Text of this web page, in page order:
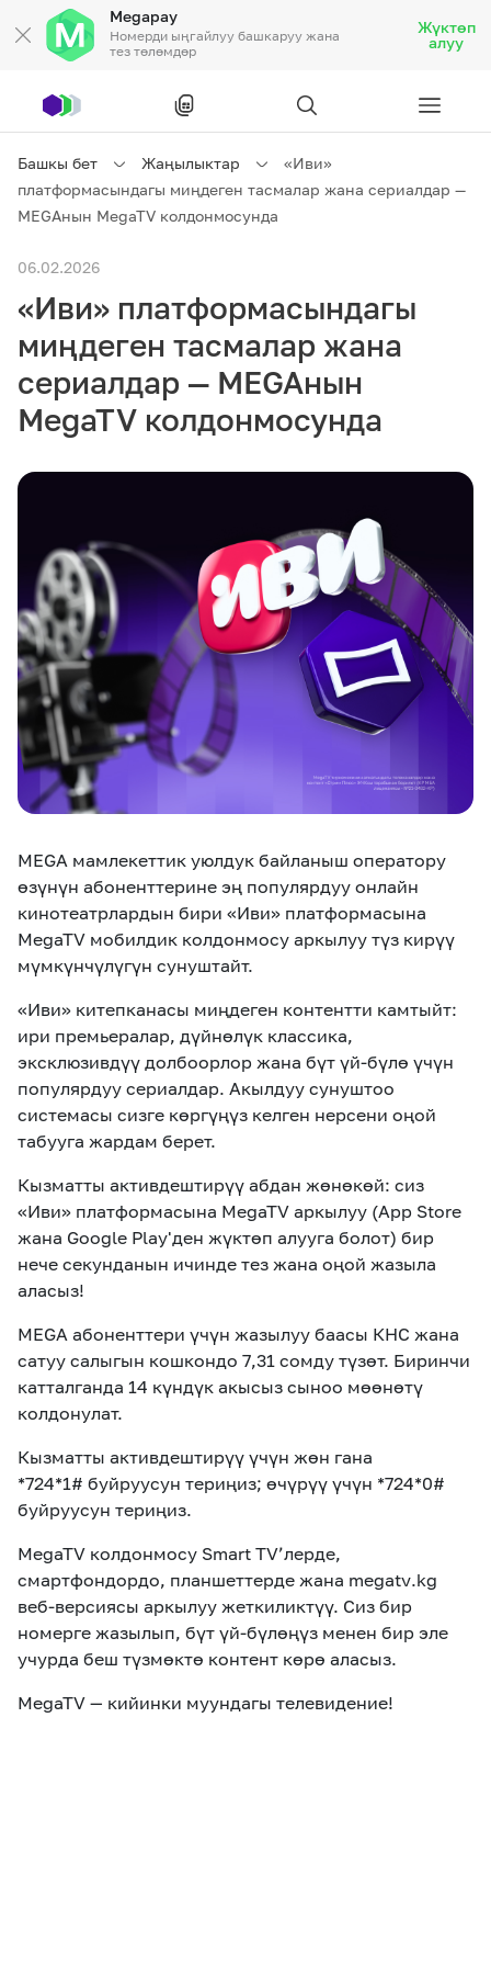
Megapay
Номерди ыңгайлуу башкаруу жана
тез төлөмдөр
Жүктөп
алуу
Жеке кардарларга
Жеке кардарларга
Байланыш
Тарифтер Акциялар Роуминг
Кызматтар
Кызматтар Көңүл ачуучу Соц. тармактар
Чалуулар жана
SMS
SIM жеткирүү
Компания
Биз жөнүндө Жаңылыктар
Өнөктөштөргө
Офис картасы
жана каптоо
Кызмат көрсөтүүлөр
MegaTV MegaPay MegaKassa
Башкы бет Жаңылыктар
«Иви»
платформасындагы миңдеген тасмалар жана сериалдар —
MEGAнын MegaTV колдонмосунда
06.02.2026
«Иви» платформасындагы
миңдеген тасмалар жана
сериалдар — MEGAнын
MegaTV колдонмосунда
MEGA мамлекеттик уюлдук байланыш оператору
өзүнүн абоненттерине эң популярдуу онлайн
кинотеатрлардын бири «Иви» платформасына
MegaTV мобилдик колдонмосу аркылуу түз кирүү
мүмкүнчүлүгүн сунуштайт.
«Иви» китепканасы миңдеген контентти камтыйт:
ири премьералар, дүйнөлүк классика,
эксклюзивдүү долбоорлор жана бүт үй-бүлө үчүн
популярдуу сериалдар. Акылдуу сунуштоо
системасы сизге көргүңүз келген нерсени оңой
табууга жардам берет.
Кызматты активдештирүү абдан жөнөкөй: сиз
«Иви» платформасына MegaTV аркылуу (App Store
жана Google Play'ден жүктөп алууга болот) бир
нече секунданын ичинде тез жана оңой жазыла
аласыз!
MEGA абоненттери үчүн жазылуу баасы КНС жана
сатуу салыгын кошкондо 7,31 сомду түзөт. Биринчи
катталганда 14 күндүк акысыз сыноо мөөнөтү
колдонулат.
Кызматты активдештирүү үчүн жөн гана
*724*1# буйруусун териңиз; өчүрүү үчүн *724*0#
буйруусун териңиз.
MegaTV колдонмосу Smart TV’лерде,
смартфондордо, планшеттерде жана megatv.kg
веб-версиясы аркылуу жеткиликтүү. Сиз бир
номерге жазылып, бүт үй-бүлөңүз менен бир эле
учурда беш түзмөктө контент көрө аласыз.
MegaTV — кийинки муундагы телевидение!